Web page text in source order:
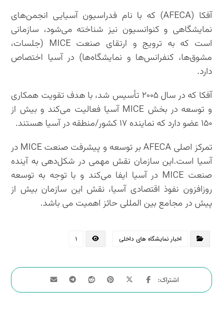
آفکا (AFECA) که با نام فدراسیون آسیایی انجمن‌های
نمایشگاهی و کنوانسیون نیز شناخته می‌شود، سازمانی
است که به ترویج و ارتقای صنعت MICE (جلسات،
مشوق‌ها، کنفرانس‌ها و نمایشگاه‌ها) در آسیا اختصاص
دارد.
آفکا که در سال ۲۰۰۵ تأسیس شد، با هدف تقویت همکاری
و توسعه در بخش MICE آسیا فعالیت می‌کند و بیش از
۱۵۰ عضو دارد که نماینده ۱۷ کشور/منطقه در آسیا هستند.
تمرکز اصلی AFECA بر توسعه و پیشرفت صنعت MICE در
آسیا است.این سازمان نقش مهمی در شکل‌دهی به آینده
صنعت MICE در آسیا ایفا می‌کند و با توجه به توسعه
روزافزون نفوذ اقتصادی آسیا، نقش این سازمان بیش از
پیش در مجامع بین المللی حائز اهمیت می باشد.
اخبار نمایشگاه های داخلی ۱